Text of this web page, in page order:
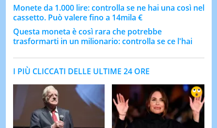
Monete da 1.000 lire: controlla se ne hai una così nel
cassetto. Può valere fino a 14mila €
Questa moneta è così rara che potrebbe
trasformarti in un milionario: controlla se ce l'hai
I PIÙ CLICCATI DELLE ULTIME 24 ORE